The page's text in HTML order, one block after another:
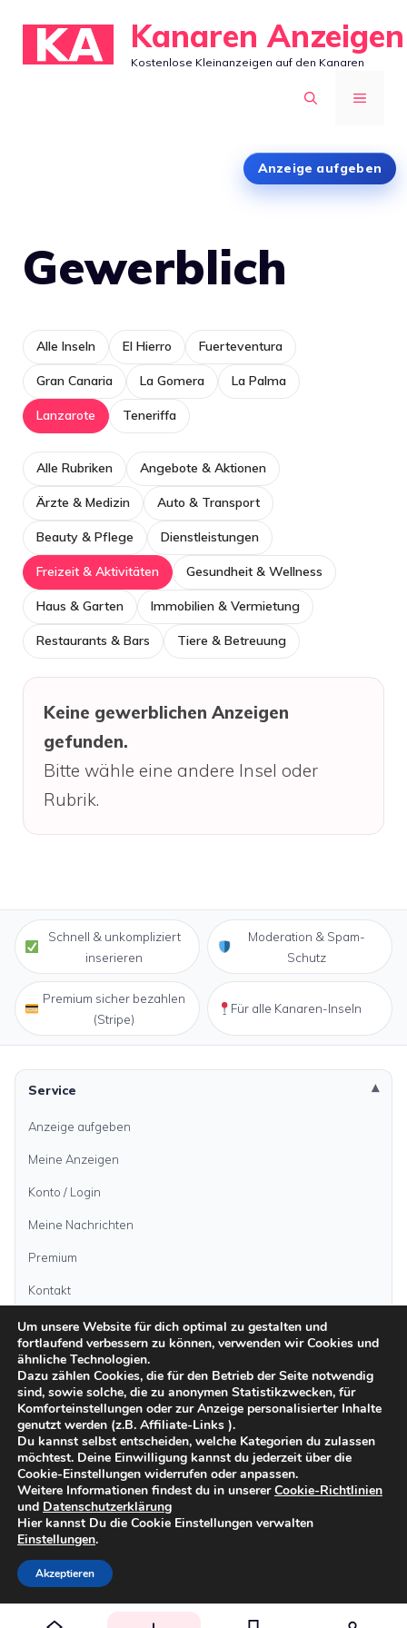
Inhalt
springen
Kanaren Anzeigen
Kostenlose Kleinanzeigen auf den Kanaren
MENÜ
Anzeige aufgeben
Gewerblich
Alle Inseln El Hierro Fuerteventura
Gran Canaria La Gomera La Palma
Lanzarote Teneriffa
Alle Rubriken Angebote & Aktionen
Ärzte & Medizin Auto & Transport
Beauty & Pflege Dienstleistungen
Freizeit & Aktivitäten Gesundheit & Wellness
Haus & Garten Immobilien & Vermietung
Restaurants & Bars Tiere & Betreuung
Keine gewerblichen Anzeigen
gefunden.
Bitte wähle eine andere Insel oder
Rubrik.
Schnell & unkompliziert
inserieren
Moderation & Spam-
Schutz
Premium sicher bezahlen
(Stripe)
Für alle Kanaren-Inseln
Service
Anzeige aufgeben
Meine Anzeigen
Konto / Login
Meine Nachrichten
Premium
Kontakt
Anzeige aufgeben
Kategorien
Inseln
ImpressumDatenschutzAGB Sicher inserierenModerationsrichtlinien
Um unsere Website für dich optimal zu gestalten und
fortlaufend verbessern zu können, verwenden wir Cookies und
ähnliche Technologien.
Dazu zählen Cookies, die für den Betrieb der Seite notwendig
sind, sowie solche, die zu anonymen Statistikzwecken, für
Komforteinstellungen oder zur Anzeige personalisierter Inhalte
genutzt werden (z.B. Affiliate-Links ).
Du kannst selbst entscheiden, welche Kategorien du zulassen
möchtest. Deine Einwilligung kannst du jederzeit über die
Cookie-Einstellungen widerrufen oder anpassen.
Weitere Informationen findest du in unsererCookie-Richtlinien
und Datenschutzerklärung
Hier kannst Du die Cookie Einstellungen verwalten
Einstellungen.
Akzeptieren